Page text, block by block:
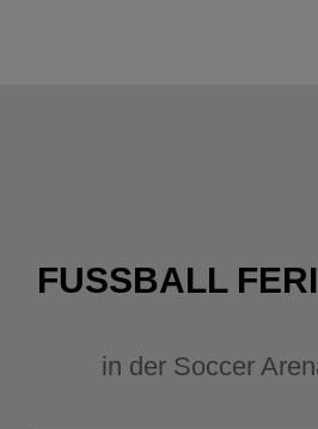
FUSSBALL
in der Soccer